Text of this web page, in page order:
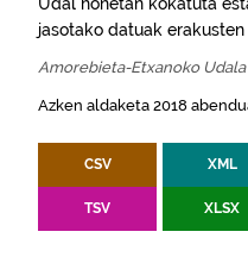
Udal honetan kokatuta
jasotako datuak erakusten
Amorebieta-Etxanoko Udala
Azken aldaketa 2018
CSV XML
TSV XLSX